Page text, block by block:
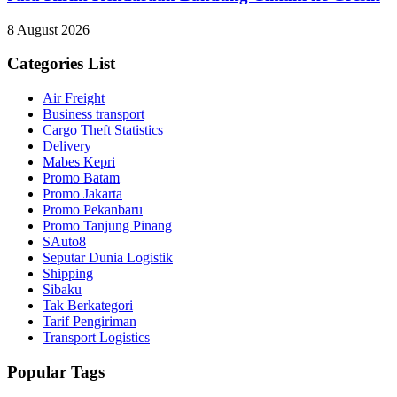
8 August 2026
Categories List
Air Freight
Business transport
Cargo Theft Statistics
Delivery
Mabes Kepri
Promo Batam
Promo Jakarta
Promo Pekanbaru
Promo Tanjung Pinang
SAuto8
Seputar Dunia Logistik
Shipping
Sibaku
Tak Berkategori
Tarif Pengiriman
Transport Logistics
Popular Tags